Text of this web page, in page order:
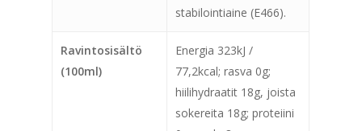
stabilointiaine (E466).
Ravintosisältö
(100ml)
Energia 323kJ /
77,2kcal; rasva 0g;
hiilihydraatit 18g, joista
sokereita 18g; proteiini